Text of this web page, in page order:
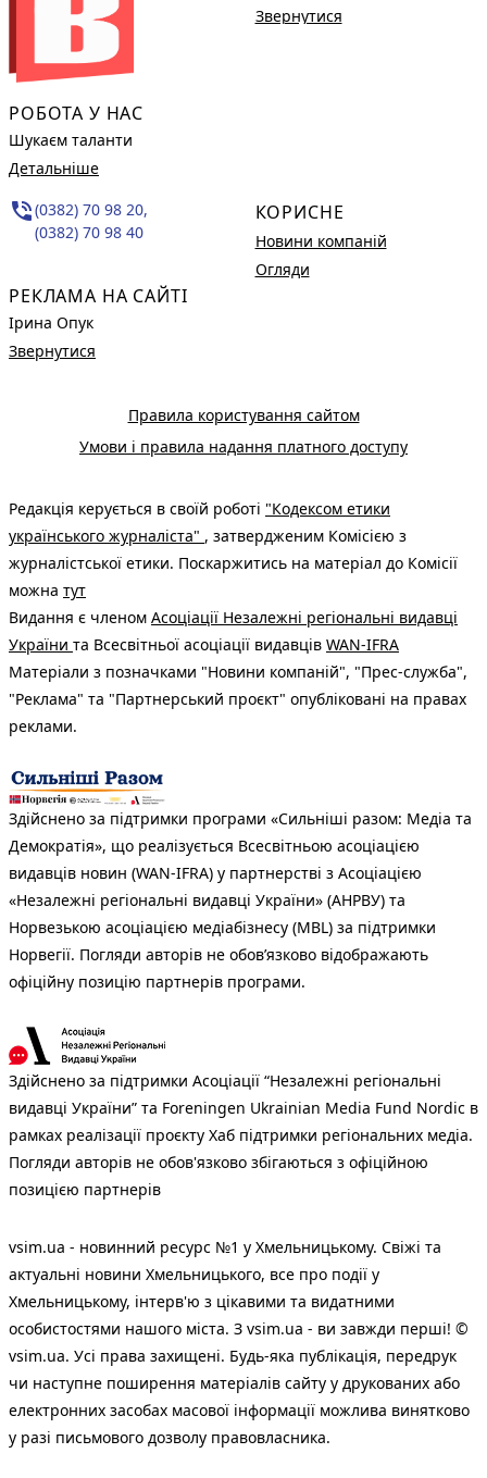
РОБОТА У НАС
Шукаєм таланти
Детальніше
phone_in_talk(0382) 70 98 20,
(0382) 70 98 40
РЕКЛАМА НА САЙТІ
Ірина Опук
Звернутися
Звернутися
КОРИСНЕ
Новини компаній
Огляди
Правила користування сайтом
Умови і правила надання платного доступу
Редакція керується в своїй роботі "Кодексом етики
українського журналіста" , затвердженим Комісією з
журналістської етики. Поскаржитись на матеріал до Комісії
можна тут
Видання є членом Асоціації Незалежні регіональні видавці
України та Всесвітньої асоціації видавців WAN-IFRA
Матеріали з позначками "Новини компаній", "Прес-служба",
"Реклама" та "Партнерський проєкт" опубліковані на правах
реклами.
Здійснено за підтримки програми «Сильніші разом: Медіа та
Демократія», що реалізується Всесвітньою асоціацією
видавців новин (WAN-IFRA) у партнерстві з Асоціацією
«Незалежні регіональні видавці України» (АНРВУ) та
Норвезькою асоціацією медіабізнесу (MBL) за підтримки
Норвегії. Погляди авторів не обов’язково відображають
офіційну позицію партнерів програми.
Здійснено за підтримки Асоціації “Незалежні регіональні
видавці України” та Foreningen Ukrainian Media Fund Nordic в
рамках реалізації проєкту Хаб підтримки регіональних медіа.
Погляди авторів не обов'язково збігаються з офіційною
позицією партнерів
vsim.ua - новинний ресурс №1 у Хмельницькому. Свіжі та
актуальні новини Хмельницького, все про події у
Хмельницькому, інтерв'ю з цікавими та видатними
особистостями нашого міста. З vsim.ua - ви завжди перші! ©
vsim.ua. Усі права захищені. Будь-яка публiкацiя, передрук
чи наступне поширення матеріалів сайту у друкованих або
електронних засобах масової інформації можлива винятково
у разі письмового дозволу правовласника.